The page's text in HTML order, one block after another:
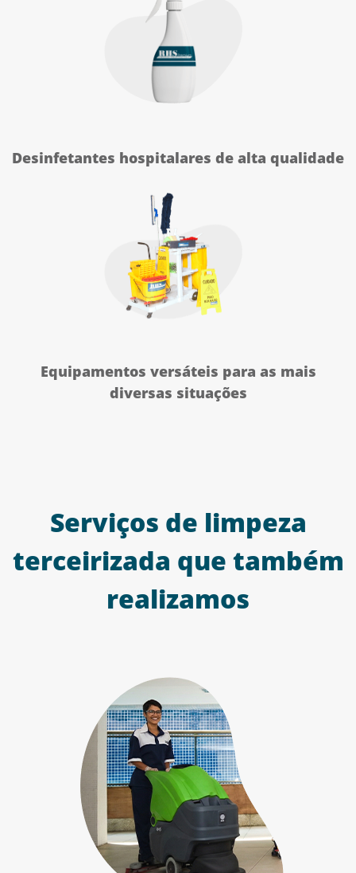
Desinfetantes hospitalares de alta qualidade
Equipamentos versáteis para as mais
diversas situações
Serviços de limpeza
terceirizada que também
realizamos